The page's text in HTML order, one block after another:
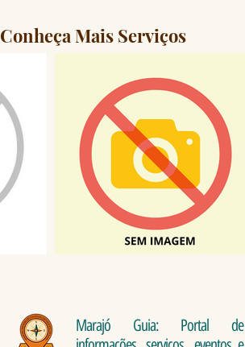
Conheça Mais Serviços
Marajó Guia: Portal de